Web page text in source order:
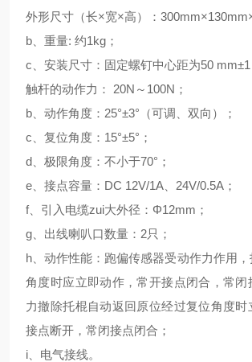
外形尺寸（长×宽×高）：
b 、重量: 约1kg ；
c 、安装尺寸：固定螺钉中心距为50
触杆的动作力：
20N ～ 100N ；
b 、动作角度： 25°±3° （可调、双向）；
c 、复位角度： 15°±5° ；
d 、极限角度：不小于70° ；
e 、接点容量： DC 12V/1A 24V/0.5A ；
f、引入电缆zui大外径： Φ12mm ；
g 、出线喇叭口数量： 2只；
h 、动作性能：跑偏传感器受动作力作用
角度时应立即动作，常开接点闭合，常闭
力撤除托棍自动返回原位经过复位角度时
接点断开，常闭接点闭合；
i 、电气接线。